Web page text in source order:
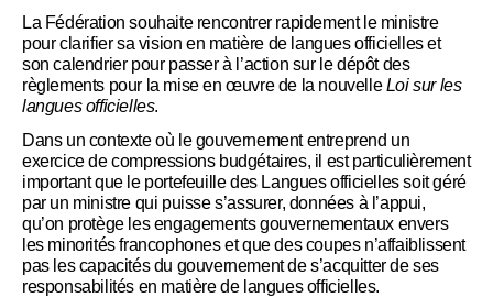
La Fédération souhaite rencontrer rapidement le ministre
pour clarifier sa vision en matière de langues officielles et
son calendrier pour passer à l’action sur le dépôt des
règlements pour la mise en œuvre de la nouvelleLoi sur les
langues officielles.
Dans un contexte où le gouvernement entreprend un
exercice de compressions budgétaires, il est particulièrement
important que le portefeuille des Langues officielles soit géré
par un ministre qui puisse s’assurer, données à l’appui,
qu’on protège les engagements gouvernementaux envers
les minorités francophones et que des coupes n’affaiblissent
pas les capacités du gouvernement de s’acquitter de ses
responsabilités en matière de langues officielles.